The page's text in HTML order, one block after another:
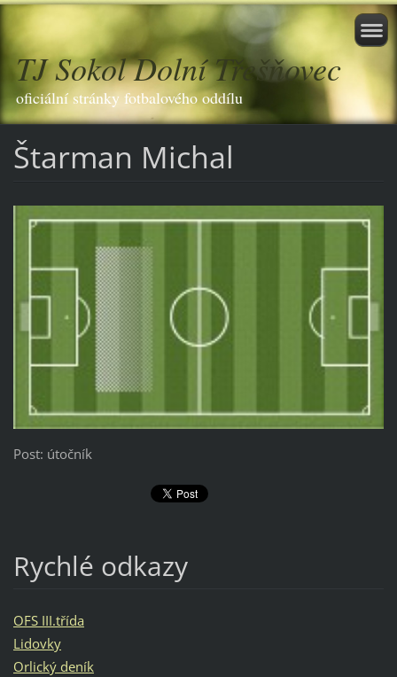
TJ Sokol Dolní Třešňovec
oficiální stránky fotbalového oddílu
Štarman Michal
Post: útočník
Rychlé odkazy
OFS III.třída
Lidovky
Orlický deník